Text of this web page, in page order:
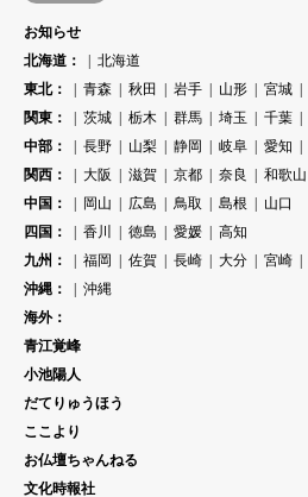
お知らせ
北海道：
北海道
東北：
青森 秋田 岩手 山形 宮城
関東：
茨城 栃木 群馬 埼玉 千葉
中部：
長野 山梨 静岡 岐阜 愛知
関西：
大阪 滋賀 京都 奈良 和歌山
中国：
岡山 広島 鳥取 島根
山口
四国：
香川 徳島 愛媛
高知
九州：
福岡 佐賀 長崎 大分 宮崎
沖縄：
沖縄
海外：
青江覚峰
小池陽人
だてりゅうほう
ここより
お仏壇ちゃんねる
文化時報社